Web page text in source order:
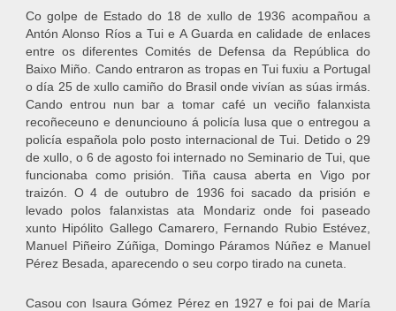
Co golpe de Estado do 18 de xullo de 1936 acompañou a
Antón Alonso Ríos a Tui e A Guarda en calidade de enlaces
entre os diferentes Comités de Defensa da República do
Baixo Miño. Cando entraron as tropas en Tui fuxiu a Portugal
o día 25 de xullo camiño do Brasil onde vivían as súas irmás.
Cando entrou nun bar a tomar café un veciño falanxista
recoñeceuno e denunciouno á policía lusa que o entregou a
policía española polo posto internacional de Tui. Detido o 29
de xullo, o 6 de agosto foi internado no Seminario de Tui, que
funcionaba como prisión. Tiña causa aberta en Vigo por
traizón. O 4 de outubro de 1936 foi sacado da prisión e
levado polos falanxistas ata Mondariz onde foi paseado
xunto Hipólito Gallego Camarero, Fernando Rubio Estévez,
Manuel Piñeiro Zúñiga, Domingo Páramos Núñez e Manuel
Pérez Besada, aparecendo o seu corpo tirado na cuneta.
Casou con Isaura Gómez Pérez en 1927 e foi pai de María